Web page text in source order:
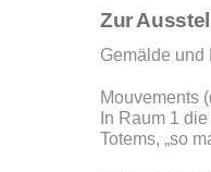
Zur
Gemälde und
Mouvements
In Raum 1
Totems, „so